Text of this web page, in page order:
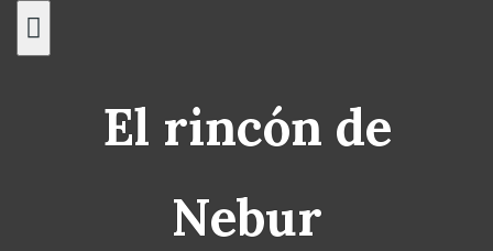
El rincón de
Nebur